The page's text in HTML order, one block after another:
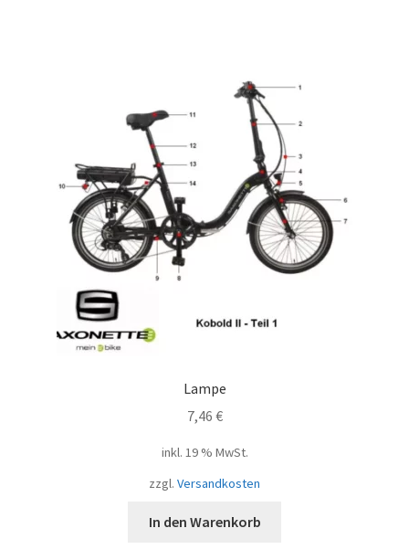
Lampe
7,46 €
inkl. 19 % MwSt.
zzgl. Versandkosten
In den Warenkorb